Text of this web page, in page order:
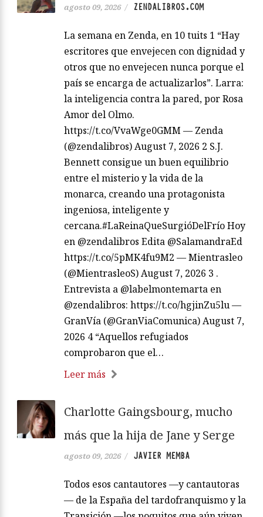
agosto 09, 2026 / ZENDALIBROS.COM
La semana en Zenda, en 10 tuits 1 “Hay
escritores que envejecen con dignidad y
otros que no envejecen nunca porque el
país se encarga de actualizarlos”. Larra:
la inteligencia contra la pared, por Rosa
Amor del Olmo.
https://t.co/VvaWge0GMM — Zenda
(@zendalibros) August 7, 2026 2 S.J.
Bennett consigue un buen equilibrio
entre el misterio y la vida de la
monarca, creando una protagonista
ingeniosa, inteligente y
cercana.#LaReinaQueSurgióDelFrío Hoy
en @zendalibros Edita @SalamandraEd
https://t.co/5pMK4fu9M2 — Mientrasleo
(@MientrasleoS) August 7, 2026 3 .
Entrevista a @labelmontemarta en
@zendalibros: https://t.co/hgjinZu5lu —
GranVía (@GranViaComunica) August 7,
2026 4 “Aquellos refugiados
comprobaron que el…
Leer más
Charlotte Gaingsbourg, mucho
más que la hija de Jane y Serge
agosto 09, 2026 / JAVIER MEMBA
Todos esos cantautores —y cantautoras
— de la España del tardofranquismo y la